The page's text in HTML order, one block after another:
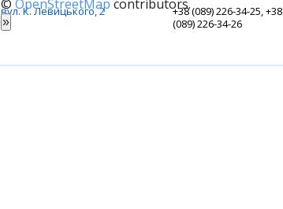
© OpenStreetMap contributors.
»
вул. К. Левицького, 2
+38 (089) 226-34-25, +38
(089) 226-34-26